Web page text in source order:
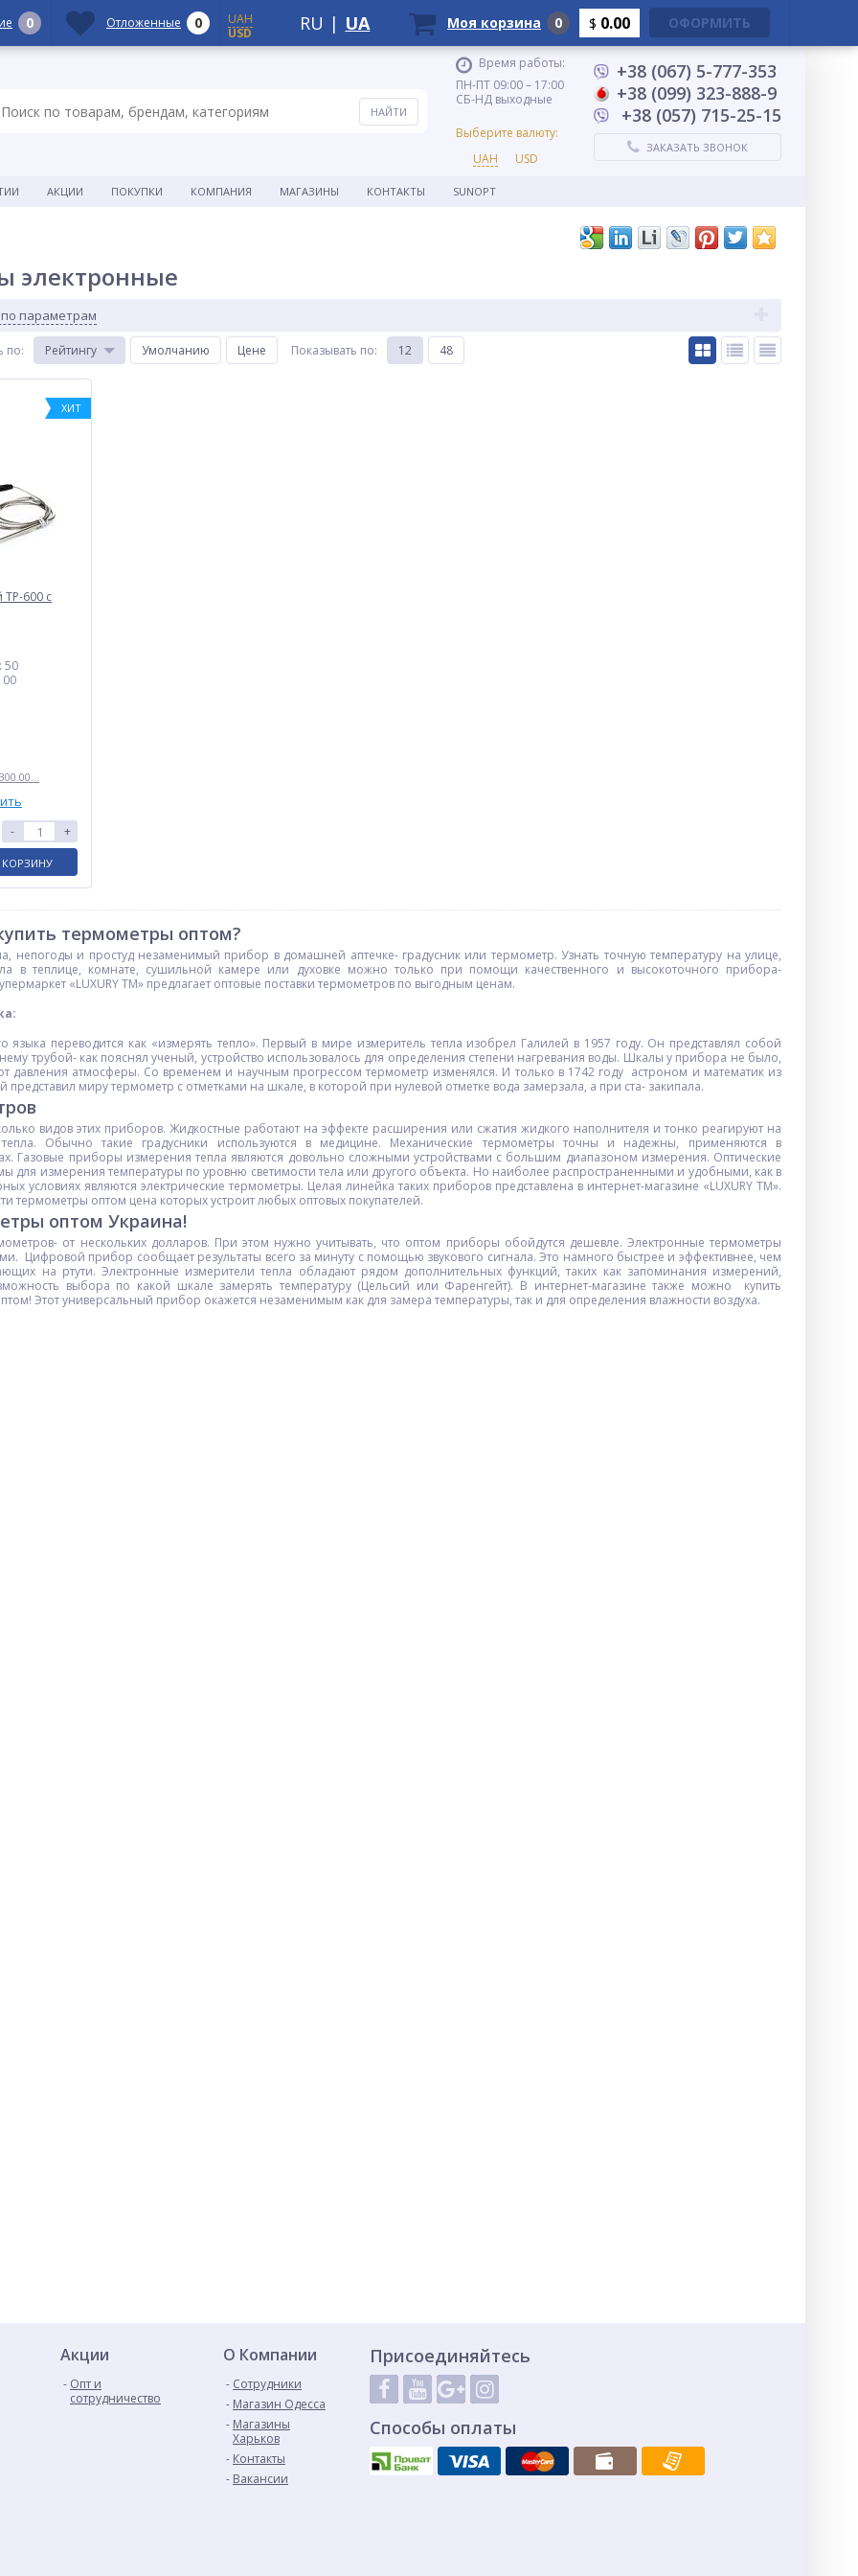
Время работы:
ПН-ПТ 09:00 – 17:00
СБ-НД выходные
Выберите валюту:
UAH
USD
+38 (067) 5-777-353
+38 (099) 323-888-9
+38 (057) 715-25-15
ЗАКАЗАТЬ ЗВОНОК
АКЦИИ ПОКУПКИ КОМПАНИЯ МАГАЗИНЫ КОНТАКТЫ SUNOPT
электронные
параметрам
по: Рейтингу Умолчанию Цене Показывать по: 12 48
ХИТ
600 с
50
- +
КОРЗИНУ
термометры оптом?
непогоды и простуд незаменимый прибор в домашней аптечке- градусник или термометр. Узнать точную температуру на улице,
в теплице, комнате, сушильной камере или духовке можно только при помощи качественного и высокоточного прибора-
«LUXURY TM» предлагает оптовые поставки термометров по выгодным ценам.
языка переводится как «измерять тепло». Первый в мире измеритель тепла изобрел Галилей в 1957 году. Он представлял собой
трубой- как пояснял ученый, устройство использовалось для определения степени нагревания воды. Шкалы у прибора не было,
давления атмосферы. Со временем и научным прогрессом термометр изменялся. И только в 1742 году астроном и математик из
миру термометр с отметками на шкале, в которой при нулевой отметке вода замерзала, а при ста- закипала.
видов этих приборов. Жидкостные работают на эффекте расширения или сжатия жидкого наполнителя и тонко реагируют на
Обычно такие градусники используются в медицине. Механические термометры точны и надежны, применяются в
Газовые приборы измерения тепла являются довольно сложными устройствами с большим диапазоном измерения. Оптические
для измерения температуры по уровню светимости тела или другого объекта. Но наиболее распространенными и удобными, как в
условиях являются электрические термометры. Целая линейка таких приборов представлена в интернет-магазине «LUXURY TM».
термометры оптом цена которых устроит любых оптовых покупателей.
оптом Украина!
от нескольких долларов. При этом нужно учитывать, что оптом приборы обойдутся дешевле. Электронные термометры
Цифровой прибор сообщает результаты всего за минуту с помощью звукового сигнала. Это намного быстрее и эффективнее, чем
на ртути. Электронные измерители тепла обладают рядом дополнительных функций, таких как запоминания измерений,
выбора по какой шкале замерять температуру (Цельсий или Фаренгейт). В интернет-магазине также можно купить
Этот универсальный прибор окажется незаменимым как для замера температуры, так и для определения влажности воздуха.
Акции
Опт и
сотрудничество
О Компании
Сотрудники
Магазин Одесса
Магазины
Харьков
Контакты
Вакансии
Присоединяйтесь
Способы оплаты
0 Отложенные 0
UAH
USD
RU | UA Моя корзина 0 $ 0.00 ОФОРМИТЬ